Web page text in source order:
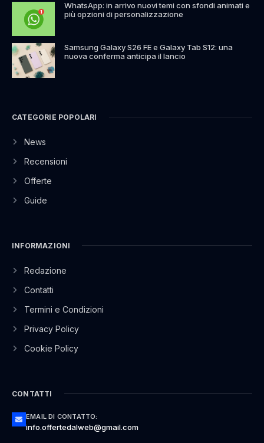
WhatsApp: in arrivo nuovi temi con sfondi animati e
più opzioni di personalizzazione
Samsung Galaxy S26 FE e Galaxy Tab S12: una
nuova conferma anticipa il lancio
CATEGORIE POPOLARI
News
Recensioni
Offerte
Guide
INFORMAZIONI
Redazione
Contatti
Termini e Condizioni
Privacy Policy
Cookie Policy
CONTATTI
EMAIL DI CONTATTO:
info.offertedalweb@gmail.com